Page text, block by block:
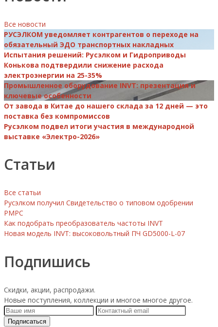
Все новости
РУСЭЛКОМ уведомляет контрагентов о переходе на
обязательный ЭДО транспортных накладных
Испытания решений: Русэлком и Гидроприводы
Конькова подтвердили снижение расхода
электроэнергии на 25-35%
Промышленное оборудование INVT: презентация и
ключевые особенности
От завода в Китае до нашего склада за 12 дней — это
поставка без компромиссов
Русэлком подвел итоги участия в международной
выставке «Электро-2026»
Статьи
Все статьи
Русэлком получил Свидетельство о типовом одобрении
РМРС
Как подобрать преобразователь частоты INVT
Новая модель INVT: высоковольтный ПЧ GD5000-L-07
Подпишись
Скидки, акции, распродажи.
Новые поступления, коллекции и многое многое другое.
Подписаться